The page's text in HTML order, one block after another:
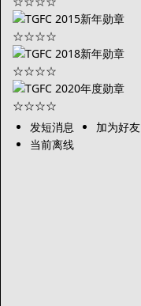
发短消息
加为好友
当前离线